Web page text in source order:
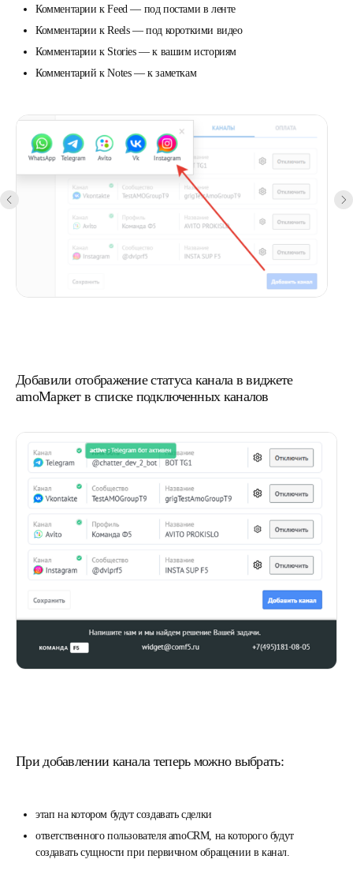
Комментарии к Feed — под постами в ленте
Комментарии к Reels — под короткими видео
Комментарии к Stories — к вашим историям
Комментарий к Notes — к заметкам
Добавили отображение статуса канала в виджете
amoМаркет в списке подключенных каналов
При добавлении канала теперь можно выбрать:
этап на котором будут создавать сделки
ответственного пользователя amoCRM, на которого будут
создавать сущности при первичном обращении в канал.